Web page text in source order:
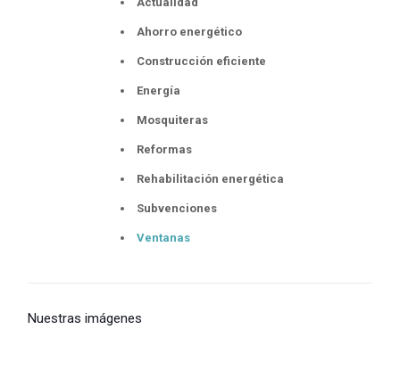
Ahorro energético
Construcción eficiente
Energía
Mosquiteras
Reformas
Rehabilitación energética
Subvenciones
Ventanas
Nuestras imágenes